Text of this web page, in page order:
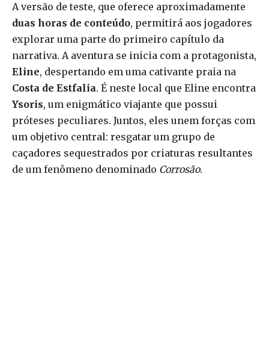
A versão de teste, que oferece aproximadamente
duas horas de conteúdo, permitirá aos jogadores
explorar uma parte do primeiro capítulo da
narrativa. A aventura se inicia com a protagonista,
Eline, despertando em uma cativante praia na
Costa de Estfalia. É neste local que Eline encontra
Ysoris, um enigmático viajante que possui
próteses peculiares. Juntos, eles unem forças com
um objetivo central: resgatar um grupo de
caçadores sequestrados por criaturas resultantes
de um fenômeno denominado Corrosão.